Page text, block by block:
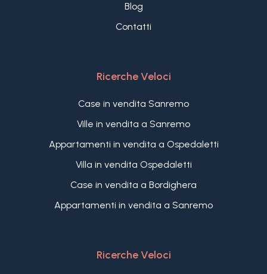
Blog
Contatti
Ricerche Veloci
Case in vendita Sanremo
Ville in vendita a Sanremo
Appartamenti in vendita a Ospedaletti
Villa in vendita Ospedaletti
Case in vendita a Bordighera
Appartamenti in vendita a Sanremo
Ricerche Veloci